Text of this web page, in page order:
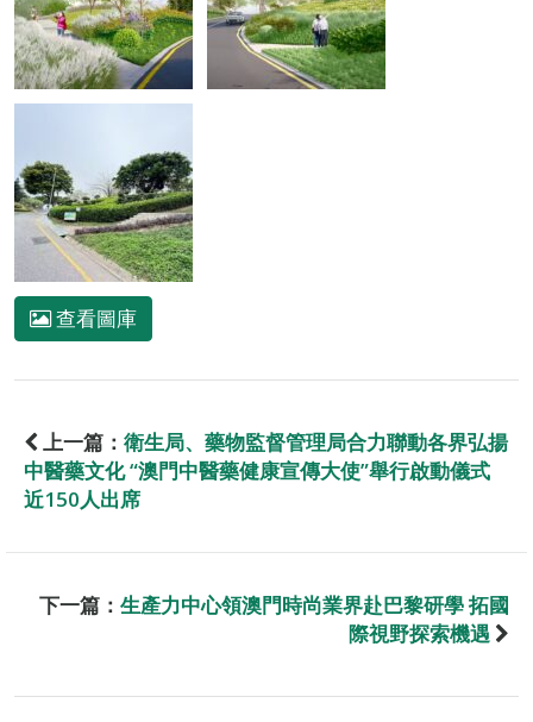
查看圖庫
上一篇： 衛生局、藥物監督管理局合力聯動各界弘揚
中醫藥文化 “澳門中醫藥健康宣傳大使”舉行啟動儀式
近150人出席
下一篇： 生產力中心領澳門時尚業界赴巴黎研學 拓國
際視野探索機遇